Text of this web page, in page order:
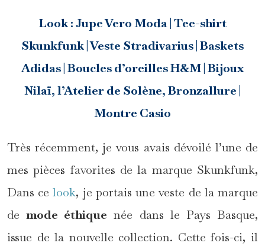
Look : Jupe Vero Moda | Tee-shirt
Skunkfunk | Veste Stradivarius | Baskets
Adidas | Boucles d’oreilles H&M | Bijoux
Nilaï, l’Atelier de Solène, Bronzallure |
Montre Casio
Très récemment, je vous avais dévoilé l’une de
mes pièces favorites de la marque Skunkfunk,
Dans celook, je portais une veste de la marque
demode éthique née dans le Pays Basque,
issue de la nouvelle collection. Cette fois-ci, il